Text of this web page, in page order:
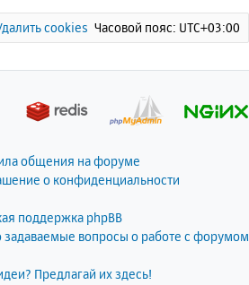
т
с
а
Часовой пояс: UTC+03:00
cookies
общения на форуме
о конфиденциальности
поддержка phpBB
задаваемые вопросы о работе с форумом
Предлагай их здесь!